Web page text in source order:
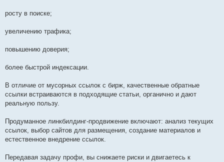
росту в поиске;
увеличению трафика;
повышению доверия;
более быстрой индексации.
В отличие от мусорных ссылок с бирж, качественные обратные
ссылки встраиваются в подходящие статьи, органично и дают
реальную пользу.
Продуманное линкбилдинг-продвижение включают: анализ текущих
ссылок, выбор сайтов для размещения, создание материалов и
естественное внедрение ссылок.
Передавая задачу профи, вы снижаете риски и двигаетесь к